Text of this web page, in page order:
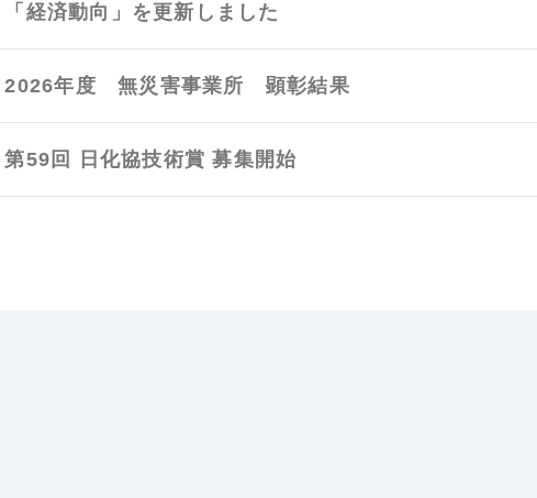
「経済動向」を更新しました
2026年度 無災害事業所 顕彰結果
第59回 日化協技術賞 募集開始